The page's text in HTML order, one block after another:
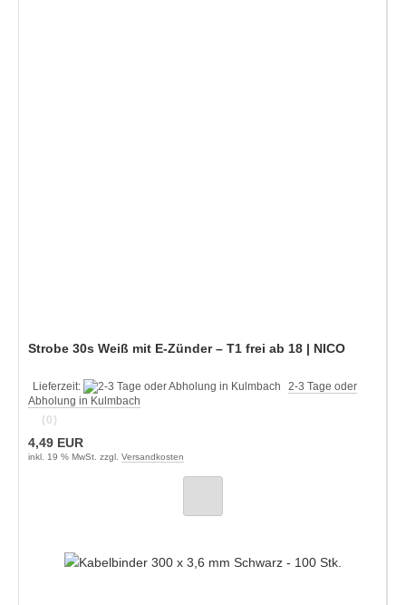
Strobe 30s Weiß mit E-Zünder – T1 frei ab 18 | NICO
Lieferzeit:
2-3 Tage oder
Abholung in Kulmbach
(0)
4,49 EUR
inkl. 19 % MwSt. zzgl. Versandkosten